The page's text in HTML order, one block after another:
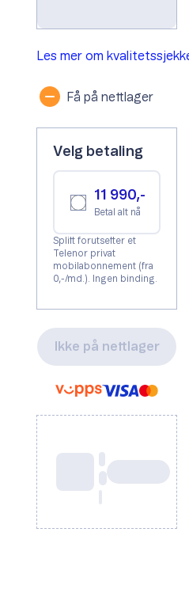
Les mer om
Få på nettlager
Velg betaling
11 990,-
Betal alt nå
Splitt forutsetter et
Telenor privat
mobilabonnement (fra
0,-/md.). Ingen binding.
Ikke på nettlager